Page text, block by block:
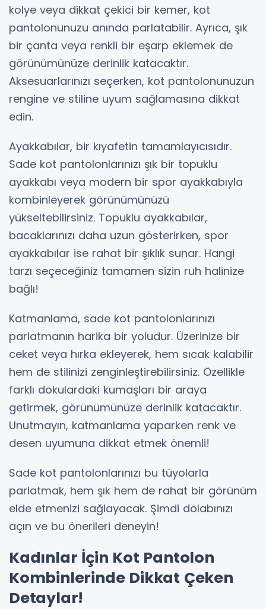
kolye veya dikkat çekici bir kemer, kot
pantolonunuzu anında parlatabilir. Ayrıca, şık
bir çanta veya renkli bir eşarp eklemek de
görünümünüze derinlik katacaktır.
Aksesuarlarınızı seçerken, kot pantolonunuzun
rengine ve stiline uyum sağlamasına dikkat
edin.
Ayakkabılar, bir kıyafetin tamamlayıcısıdır.
Sade kot pantolonlarınızı şık bir topuklu
ayakkabı veya modern bir spor ayakkabıyla
kombinleyerek görünümünüzü
yükseltebilirsiniz. Topuklu ayakkabılar,
bacaklarınızı daha uzun gösterirken, spor
ayakkabılar ise rahat bir şıklık sunar. Hangi
tarzı seçeceğiniz tamamen sizin ruh halinize
bağlı!
Katmanlama, sade kot pantolonlarınızı
parlatmanın harika bir yoludur. Üzerinize bir
ceket veya hırka ekleyerek, hem sıcak kalabilir
hem de stilinizi zenginleştirebilirsiniz. Özellikle
farklı dokulardaki kumaşları bir araya
getirmek, görünümünüze derinlik katacaktır.
Unutmayın, katmanlama yaparken renk ve
desen uyumuna dikkat etmek önemli!
Sade kot pantolonlarınızı bu tüyolarla
parlatmak, hem şık hem de rahat bir görünüm
elde etmenizi sağlayacak. Şimdi dolabınızı
açın ve bu önerileri deneyin!
Kadınlar İçin Kot Pantolon
Kombinlerinde Dikkat Çeken
Detaylar!